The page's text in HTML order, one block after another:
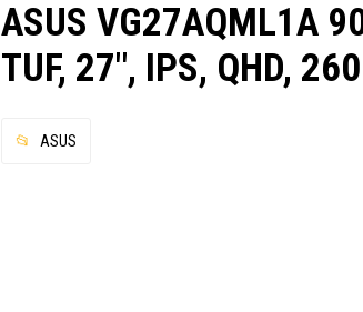
ASUS VG27AQML1A
TUF, 27", IPS, QHD,
ASUS